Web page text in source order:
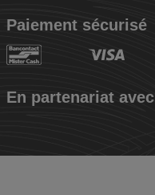
Paiement sécurisé
En partenariat